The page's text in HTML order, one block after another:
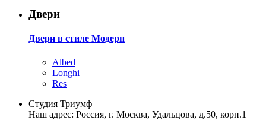
Двери
Двери в стиле Модерн
Albed
Longhi
Res
Студия Триумф
Наш адрес: Россия, г. Москва, Удальцова, д.50, корп.1